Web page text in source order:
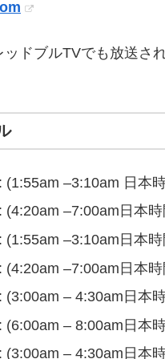
ドブルTVでも放送さ
(1:55am –3:10am 日本
(4:20am –7:00am日本
(1:55am –3:10am日本
(4:20am –7:00am日本
(3:00am – 4:30am日本
(6:00am – 8:00am日本
(3:00am – 4:30am日本